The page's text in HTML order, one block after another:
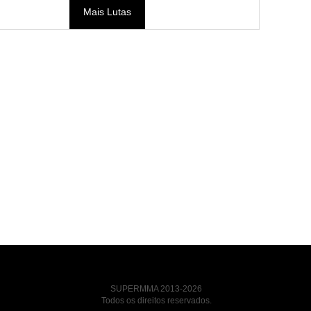
Mais Lutas
SUPERMMA 2013-2026
Todos os direitos reservados.